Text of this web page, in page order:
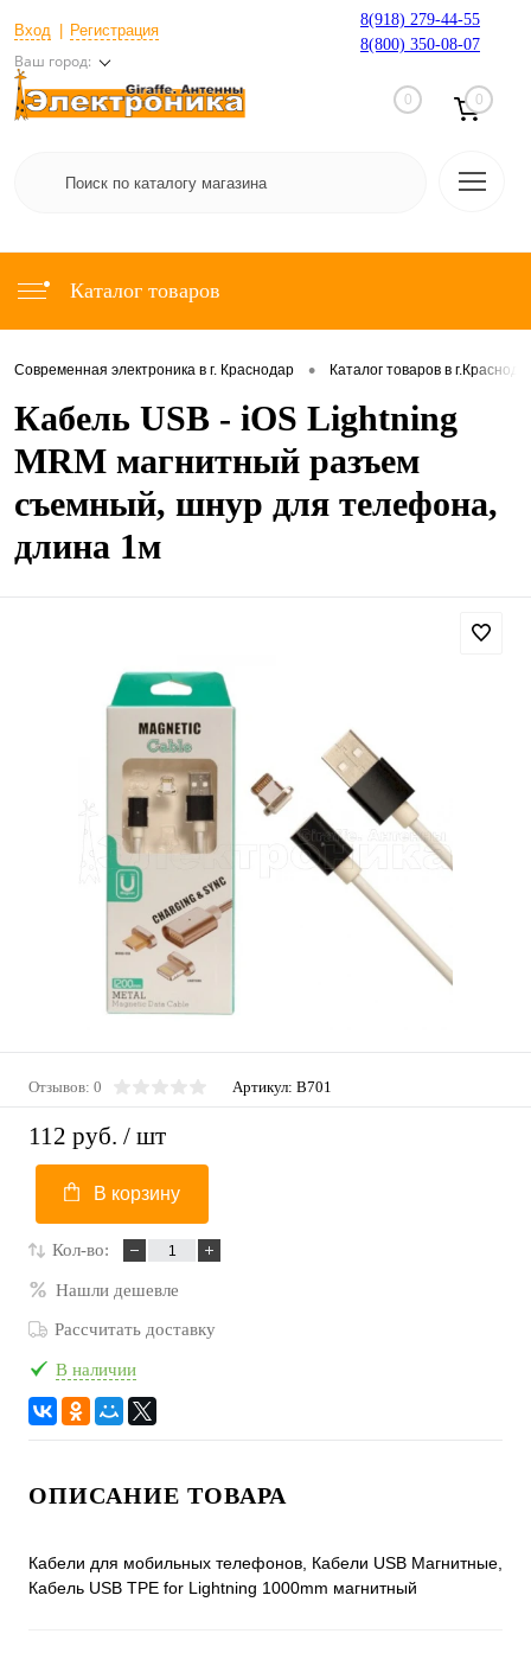
Вход Регистрация
Ваш город:
8(918) 279-44-55
8(800) 350-08-07
0 0
Каталог товаров
Современная электроника в г. Краснодар • Каталог товаров в
Кабель USB - iOS Lightning
MRM магнитный разъем
съемный, шнур для телефона,
длина 1м
Отзывов: 0 Артикул: B701
112 руб. / шт
В корзину
Кол-во:
Нашли дешевле
Рассчитать доставку
В наличии
ОПИСАНИЕ ТОВАРА
Кабели для мобильных телефонов, Кабели USB Магнитные,
Кабель USB TPE for Lightning 1000mm магнитный